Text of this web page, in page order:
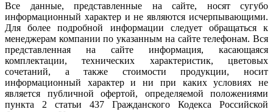
Все данные, представленные на сайте, носят сугубо
информационный характер и не являются исчерпывающими.
Для более подробной информации следует обращаться к
менеджерам компании по указанным на сайте телефонам. Вся
представленная на сайте информация, касающаяся
комплектации, технических характеристик, цветовых
сочетаний, а также стоимости продукции, носит
информационный характер и ни при каких условиях не
является публичной офертой, определяемой положениями
пункта 2 статьи 437 Гражданского Кодекса Российской